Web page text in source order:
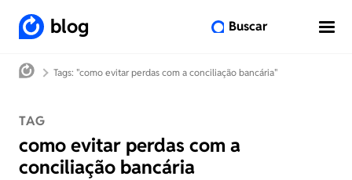
blog Buscar
Tags: "como evitar perdas com a conciliação bancária"
TAG
como evitar perdas com a
conciliação bancária